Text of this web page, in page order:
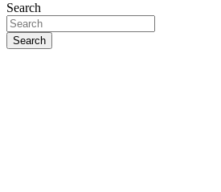
Search
Search